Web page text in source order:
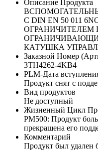
Описание Продукта
С DIN EN 50 011
ОГРАНИЧИТЕЛЕМ
КАТУШКА
Заказной Номер
3TH4262-4KB4
PLM-Дата
Продукт снят с
Вид продуктов
Не доступный
Жизненный Цикл
PM500: Продукт
прекращена его
Комментарий
Продукт был удален